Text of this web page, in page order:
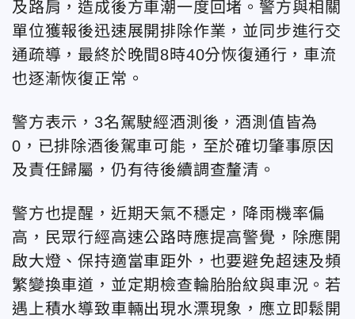
及路肩，造成後方車潮一度回堵。警方與相關
單位獲報後迅速展開排除作業，並同步進行交
通疏導，最終於晚間8時40分恢復通行，車流
也逐漸恢復正常。
警方表示，3名駕駛經酒測後，酒測值皆為
0，已排除酒後駕車可能，至於確切肇事原因
及責任歸屬，仍有待後續調查釐清。
警方也提醒，近期天氣不穩定，降雨機率偏
高，民眾行經高速公路時應提高警覺，除應開
啟大燈、保持適當車距外，也要避免超速及頻
繁變換車道，並定期檢查輪胎胎紋與車況。若
遇上積水導致車輛出現水漂現象，應立即鬆開